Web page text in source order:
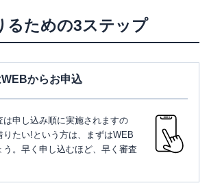
るための3ステップ
WEBからお申込
は申し込み順に実施されますの
たい!という方は、まずはWEB
。早く申し込むほど、早く審査